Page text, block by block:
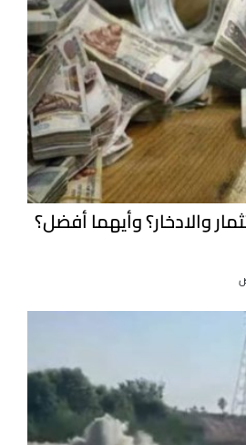
والادخار؟ وأيهما أفضل؟